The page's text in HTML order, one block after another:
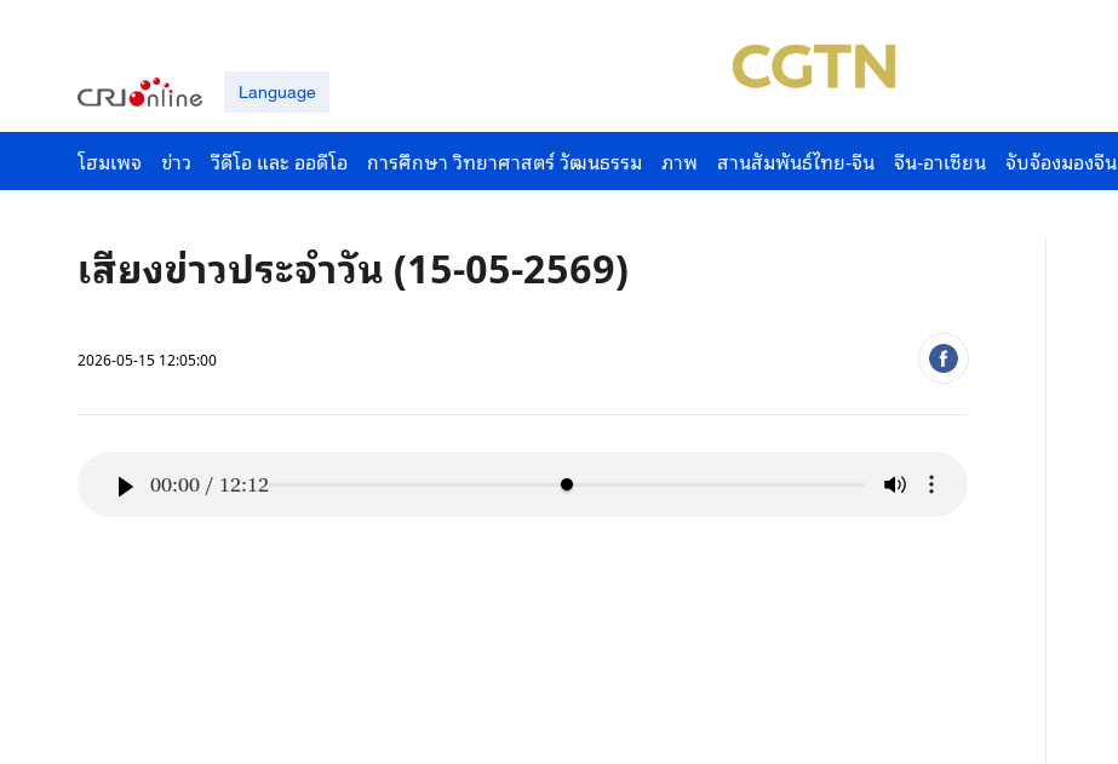
Language
โฮมเพจ ข่าว วีดีโอ และ ออดีโอ การศึกษา วิทยาศาสตร์ วัฒนธรรม ภาพ สานสัมพันธ์ไทย-จีน จีน-อาเซียน จับจ้องมองจีน
เสียงข่าวประจำวัน (15-05-2569)
2026-05-15 12:05:00
00:00 / 12:12